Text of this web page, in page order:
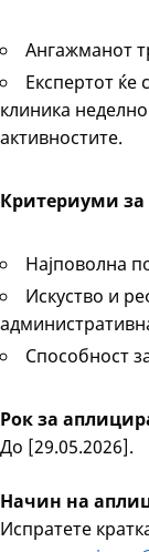
Ангажманот
Експертот ќе
клиника
активностите.
Критериуми за
Најповолна
Искуство и
Способност
Рок за
До [29.05.2026].
Начин на
Испратете